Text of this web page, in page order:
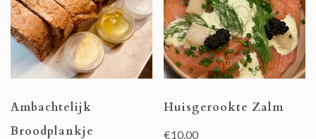
Ambachtelijk
Broodplankje
Huisgerookte Zalm
€10.00